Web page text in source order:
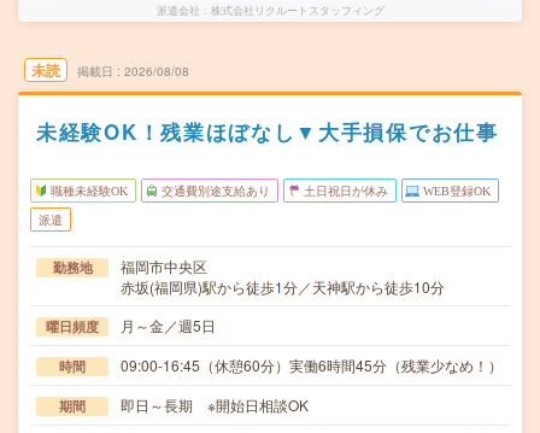
派遣会社 株式会社リクルートスタッフィング
未読 掲載日 2026/08/08
未経験OK！残業ほぼなし▼大手損保でお仕事
職種未経験OK 交通費別途支給あり 土日祝日が休み WEB登録OK
派遣
勤務地
福岡市中央区
赤坂(福岡県)駅から徒歩1分／天神駅から徒歩10分
曜日頻度 月～金／週5日
時間 09:00-16:45（休憩60分）実働6時間45分（残業少なめ！）
期間 即日～長期 ※開始日相談OK